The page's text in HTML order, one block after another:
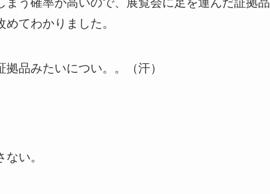
てわかりました。
品みたいについ。。（汗）
い。